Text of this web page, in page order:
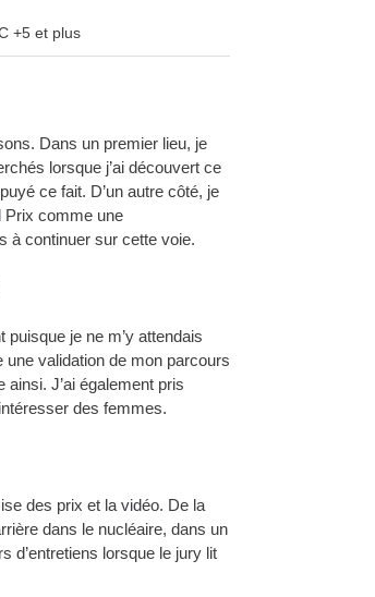
+5 et plus
Dans un premier lieu, je
lorsque j’ai découvert ce
ce fait. D’un autre côté, je
Prix comme une
à continuer sur cette voie.
puisque je ne m’y attendais
validation de mon parcours
J’ai également pris
des femmes.
des prix et la vidéo. De la
dans le nucléaire, dans un
d’entretiens lorsque le jury lit